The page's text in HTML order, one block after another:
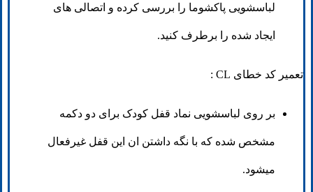
لباسشویی پاکشوما را بررسی کرده و اتصالی های
ایجاد شده را برطرف کنید.
تعمیر کد خطای CL :
بر روی لباسشویی نماد قفل کودک برای دو دکمه
مشخص شده که با نگه داشتن ان این قفل غیرفعال
میشود.